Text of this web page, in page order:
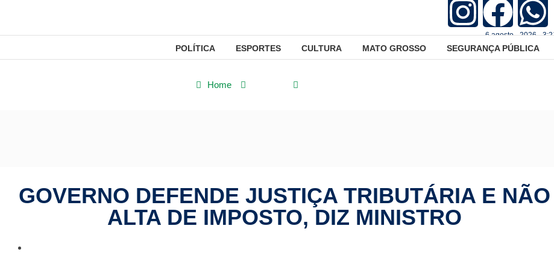
6.agosto - 2026 -
POLÍTICA ESPORTES CULTURA MATO GROSSO SEGURANÇA PÚBLICA
Home
GOVERNO DEFENDE JUSTIÇA TRIBUTÁRIA E NÃO
ALTA DE IMPOSTO, DIZ MINISTRO